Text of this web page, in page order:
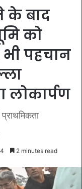
के बाद
को
भी पहचान
लोकार्पण
2 minutes read